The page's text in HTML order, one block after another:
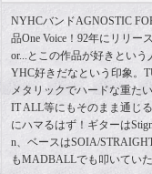
NYHCバンドAGNOSTIC
品One Voice！92年にリリー
or...とこの作品が好きとい
YHC好きだなという印象。
メタリックでハードな重た
IT ALL等にもそのまま通じ
にハマるはず！ギターは
n、ベースはSOIA/
もMADBALLでも叩いていた